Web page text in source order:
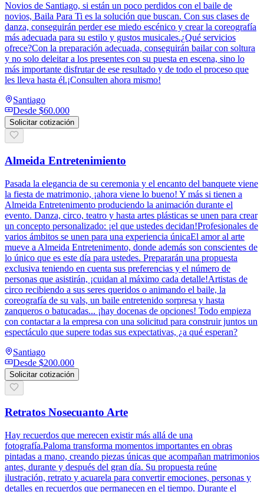
Novios de Santiago, si están un poco perdidos con el baile de
novios, Baila Para Ti es la solución que buscan. Con sus clases de
danza, conseguirán perder ese miedo escénico y crear la coreografía
más adecuada para su estilo y gustos musicales.¿Qué servicios
ofrece?Con la preparación adecuada, conseguirán bailar con soltura
y no solo deleitar a los presentes con su puesta en escena, sino lo
más importante disfrutar de ese resultado y de todo el proceso que
les lleva hasta él.¡Consulten ahora mismo!
Santiago
Desde $60.000
Solicitar cotización
Almeida Entretenimiento
Pasada la elegancia de su ceremonia y el encanto del banquete viene
la fiesta de matrimonio, ¡ahora viene lo bueno! Y más si tienen a
Almeida Entretenimento produciendo la animación durante el
evento. Danza, circo, teatro y hasta artes plásticas se unen para crear
un concepto personalizado: ¡el que ustedes decidan!Profesionales de
varios ámbitos se unen para una experiencia únicaEl amor al arte
mueve a Almeida Entretenimento, donde además son conscientes de
lo único que es este día para ustedes. Prepararán una propuesta
exclusiva teniendo en cuenta sus preferencias y el número de
personas que asistirán, ¡cuidan al máximo cada detalle!Artistas de
circo recibiendo a sus seres queridos o animando el baile, la
coreografía de su vals, un baile entretenido sorpresa y hasta
zanqueros o batucadas... ¡hay docenas de opciones! Todo empieza
con contactar a la empresa con una solicitud para construir juntos un
espectáculo que supere todas sus expectativas, ¿a qué esperan?
Santiago
Desde $200.000
Solicitar cotización
Retratos Nosecuanto Arte
Hay recuerdos que merecen existir más allá de una
fotografía.Paloma transforma momentos importantes en obras
pintadas a mano, creando piezas únicas que acompañan matrimonios
antes, durante y después del gran día. Su propuesta reúne
ilustración, retrato y acuarela para convertir emociones, personas y
detalles en recuerdos que permanecen en el tiempo. Durante el